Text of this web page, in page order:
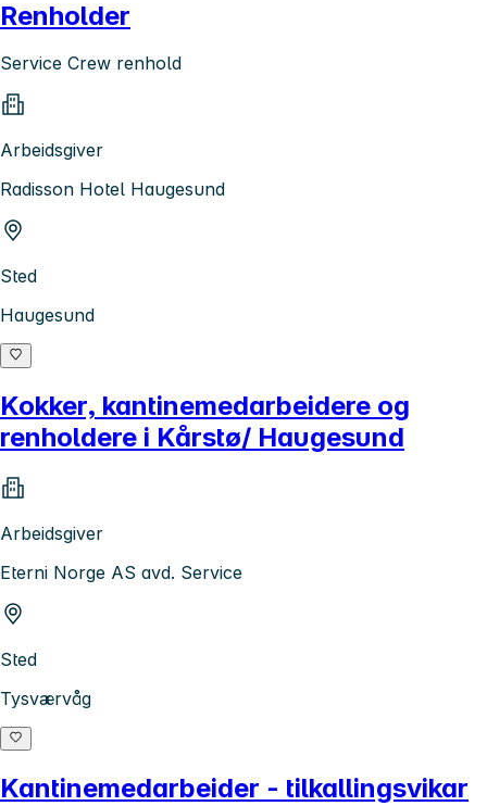
Renholder
Service Crew renhold
Arbeidsgiver
Radisson Hotel Haugesund
Sted
Haugesund
Kokker, kantinemedarbeidere og
renholdere i Kårstø/ Haugesund
Arbeidsgiver
Eterni Norge AS avd. Service
Sted
Tysværvåg
Kantinemedarbeider - tilkallingsvikar